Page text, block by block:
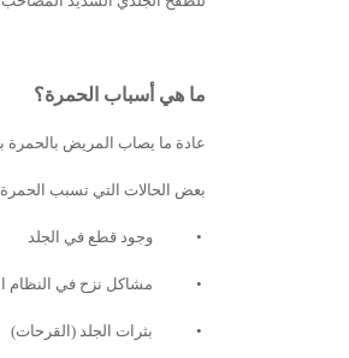
ما هي أسباب الحمرة؟
عادة ما يصاب المريض بالحمرة
بعض الحالات التي تسبب
• وجود قطع في الجلد
• مشاكل نزح في النظام
• بثرات الجلد (القرحات)